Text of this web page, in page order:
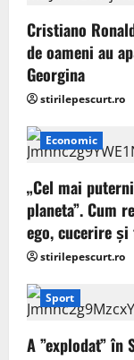
Cristiano
de oameni au
Georgina
stirilepescurt.ro
Economic
„Cel mai
planeta”. Cum
ego, cucerire
stirilepescurt.ro
Sport
A ”explodat” în